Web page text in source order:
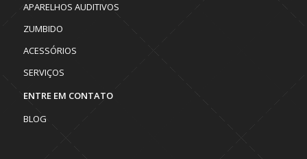
APARELHOS AUDITIVOS
ZUMBIDO
ACESSÓRIOS
SERVIÇOS
ENTRE EM CONTATO
BLOG